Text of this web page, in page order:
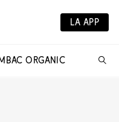
LA APP
ORGANIC